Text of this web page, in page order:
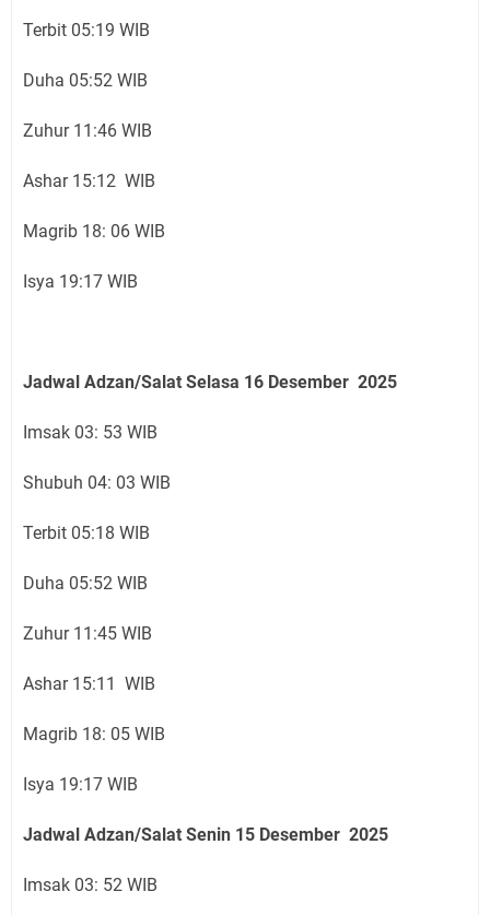
Terbit 05:19 WIB
Duha 05:52 WIB
Zuhur 11:46 WIB
Ashar 15:12 WIB
Magrib 18: 06 WIB
Isya 19:17 WIB
Jadwal Adzan/Salat Selasa 16 Desember 2025
Imsak 03: 53 WIB
Shubuh 04: 03 WIB
Terbit 05:18 WIB
Duha 05:52 WIB
Zuhur 11:45 WIB
Ashar 15:11 WIB
Magrib 18: 05 WIB
Isya 19:17 WIB
Jadwal Adzan/Salat Senin 15 Desember 2025
Imsak 03: 52 WIB